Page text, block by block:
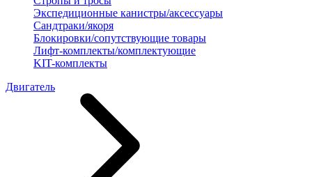
Экспедиционные канистры/аксессуары
Сандтраки/якоря
Блокировки/сопутствующие товары
Лифт-комплекты/комплектующие
KIT-комплекты
Двигатель